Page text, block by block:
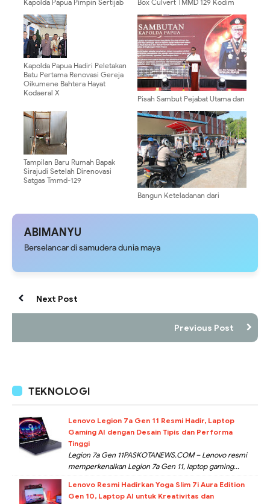
Kapolda Papua Pimpin Sertijab
Perkuat Kinerja Organisasi
Box Culvert TMMD 129 Kodim
Bentuknya
Kapolda Papua Hadiri Peletakan
Batu Pertama Renovasi Gereja
Oikumene Bahtera Hayat
Kodaeral X
Pisah Sambut Pejabat Utama dan
Penguatan Sinergi dan
Pelayanan Masyarakat
Tampilan Baru Rumah Bapak
Sirajudi Setelah Direnovasi
Satgas Tmmd-129
Bangun Keteladanan dari
Gelar Operasi Gaktibplin
ABIMANYU
Berselancar di samudera dunia maya
Next Post
Previous Post
TEKNOLOGI
Lenovo Legion 7a Gen 11 Resmi Hadir, Laptop
Gaming AI dengan Desain Tipis dan Performa
Tinggi
Legion 7a Gen 11PASKOTANEWS.COM – Lenovo resmi
memperkenalkan Legion 7a Gen 11, laptop gaming...
Lenovo Resmi Hadirkan Yoga Slim 7i Aura Edition
Gen 10, Laptop AI untuk Kreativitas dan